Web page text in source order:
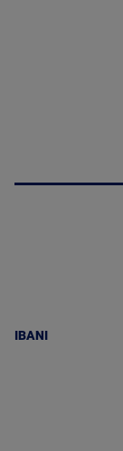
IBANI